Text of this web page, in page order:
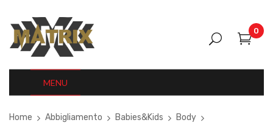
0
MENU
Home Abbigliamento Babies&Kids
Body